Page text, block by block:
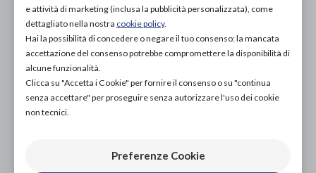
PROVA E ACQUISTA IN NEGOZIO
NON DISPONIBILE
PROVA E NOLEGGIA IN NEGOZIO
NON DISPONIBILE
e attività di marketing (inclusa la pubblicità personalizzata), come
dettagliato nella nostra cookie policy.
Hai la possibilità di concedere o negare il tuo consenso: la mancata
accettazione del consenso potrebbe compromettere la disponibilità di
alcune funzionalità.
Clicca su "Accetta i Cookie" per fornire il consenso o su "continua
senza accettare" per proseguire senza autorizzare l'uso dei cookie
non tecnici.
Preferenze Cookie